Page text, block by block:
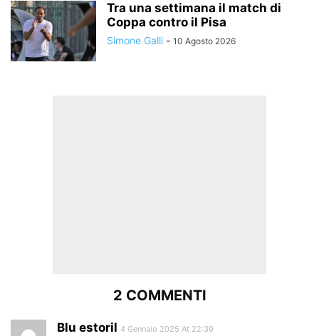
Tra una settimana il match di
Coppa contro il Pisa
Simone Galli - 10 Agosto 2026
2 COMMENTI
Blu estoril 4 Gennaio 2025 At 22:39